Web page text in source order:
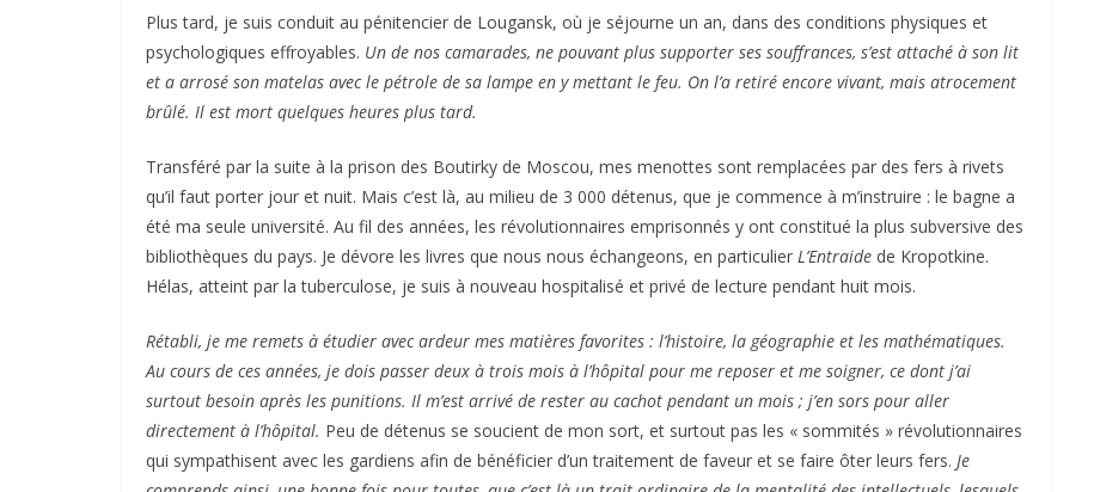
Plus tard, je suis conduit au pénitencier de Lougansk, où je séjourne un an, dans des conditions physiques et
psychologiques effroyables. Un de nos camarades, ne pouvant plus supporter ses souffrances, s’est attaché à son lit
et a arrosé son matelas avec le pétrole de sa lampe en y mettant le feu. On l’a retiré encore vivant, mais atrocement
brûlé. Il est mort quelques heures plus tard.
Transféré par la suite à la prison des Boutirky de Moscou, mes menottes sont remplacées par des fers à rivets
qu’il faut porter jour et nuit. Mais c’est là, au milieu de 3 000 détenus, que je commence à m’instruire : le bagne a
été ma seule université. Au fil des années, les révolutionnaires emprisonnés y ont constitué la plus subversive des
bibliothèques du pays. Je dévore les livres que nous nous échangeons, en particulier L’Entraide de Kropotkine.
Hélas, atteint par la tuberculose, je suis à nouveau hospitalisé et privé de lecture pendant huit mois.
Rétabli, je me remets à étudier avec ardeur mes matières favorites : l’histoire, la géographie et les mathématiques.
Au cours de ces années, je dois passer deux à trois mois à l’hôpital pour me reposer et me soigner, ce dont j’ai
surtout besoin après les punitions. Il m’est arrivé de rester au cachot pendant un mois ; j’en sors pour aller
directement à l’hôpital. Peu de détenus se soucient de mon sort, et surtout pas les « sommités » révolutionnaires
qui sympathisent avec les gardiens afin de bénéficier d’un traitement de faveur et se faire ôter leurs fers. Je